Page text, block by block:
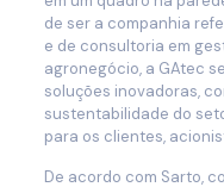
de ser a companhia
e de consultoria em
agronegócio, a GAtec
soluções inovadoras,
sustentabilidade do
para os clientes,
De acordo com Sarto,